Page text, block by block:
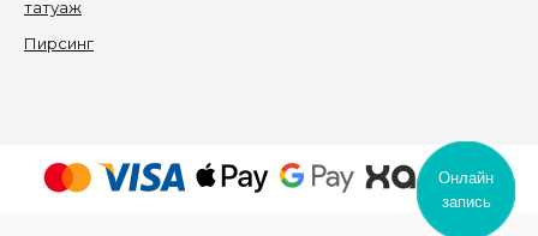
татуаж
Пирсинг
Онлайн
запись